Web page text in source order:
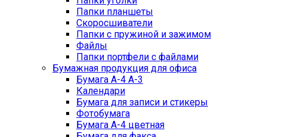
Папки планшеты
Скоросшиватели
Папки с пружиной и зажимом
Файлы
Папки портфели с файлами
Бумажная продукция для офиса
Бумага А-4 А-3
Календари
Бумага для записи и стикеры
Фотобумага
Бумага А-4 цветная